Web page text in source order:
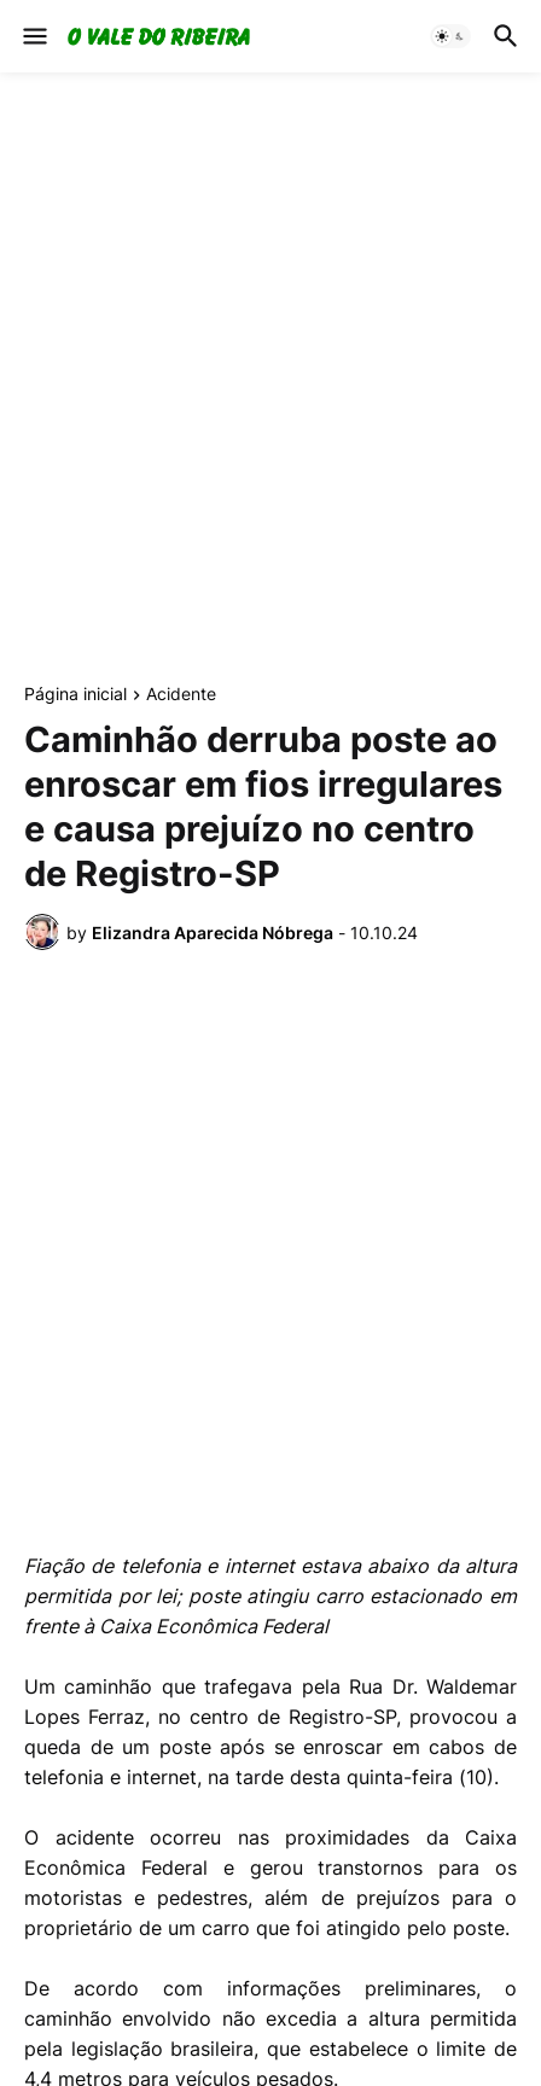
Página inicial Acidente
Caminhão derruba poste ao
enroscar em fios irregulares
e causa prejuízo no centro
de Registro-SP
by Elizandra Aparecida Nóbrega - 10.10.24
Fiação de telefonia e internet estava abaixo da altura
permitida por lei; poste atingiu carro estacionado em
frente à Caixa Econômica Federal
Um caminhão que trafegava pela Rua Dr. Waldemar
Lopes Ferraz, no centro de Registro-SP, provocou a
queda de um poste após se enroscar em cabos de
telefonia e internet, na tarde desta quinta-feira (10).
O acidente ocorreu nas proximidades da Caixa
Econômica Federal e gerou transtornos para os
motoristas e pedestres, além de prejuízos para o
proprietário de um carro que foi atingido pelo poste.
De acordo com informações preliminares, o
caminhão envolvido não excedia a altura permitida
pela legislação brasileira, que estabelece o limite de
4,4 metros para veículos pesados.